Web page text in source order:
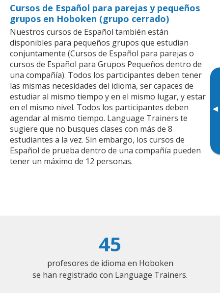
▸
Cursos de Español para parejas y pequeños
grupos en Hoboken (grupo cerrado)
Nuestros cursos de Español también están
disponibles para pequeños grupos que estudian
conjuntamente (Cursos de Español para parejas o
cursos de Español para Grupos Pequeños dentro de
una compañía). Todos los participantes deben tener
las mismas necesidades del idioma, ser capaces de
estudiar al mismo tiempo y en el mismo lugar, y estar
en el mismo nivel. Todos los participantes deben
agendar al mismo tiempo. Language Trainers te
sugiere que no busques clases con más de 8
estudiantes a la vez. Sin embargo, los cursos de
Español de prueba dentro de una compañía pueden
tener un máximo de 12 personas.
45
profesores de idioma en Hoboken
se han registrado con Language Trainers.